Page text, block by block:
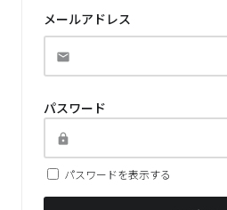
メールアドレス
パスワード
パスワードを表示する